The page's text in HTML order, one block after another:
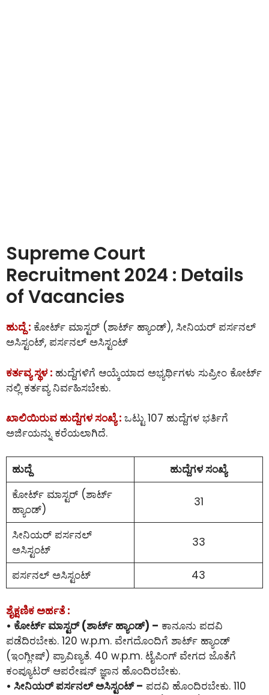
Supreme Court
Recruitment 2024 : Details
of Vacancies
ಹುದ್ದೆ : ಕೋರ್ಟ್ ಮಾಸ್ಟರ್ (ಶಾರ್ಟ್ ಹ್ಯಾಂಡ್), ಸೀನಿಯರ್ ಪರ್ಸನಲ್
ಅಸಿಸ್ಟಂಟ್, ಪರ್ಸನಲ್ ಅಸಿಸ್ಟಂಟ್
ಕರ್ತವ್ಯ ಸ್ಥಳ : ಹುದ್ದೆಗಳಿಗೆ ಆಯ್ಕೆಯಾದ ಅಭ್ಯರ್ಥಿಗಳು ಸುಪ್ರೀಂ ಕೋರ್ಟ್
ನಲ್ಲಿ ಕರ್ತವ್ಯ ನಿರ್ವಹಿಸಬೇಕು.
ಖಾಲಿಯಿರುವ ಹುದ್ದೆಗಳ ಸಂಖ್ಯೆ : ಒಟ್ಟು 107 ಹುದ್ದೆಗಳ ಭರ್ತಿಗೆ
ಅರ್ಜಿಯನ್ನು ಕರೆಯಲಾಗಿದೆ.
ಹುದ್ದೆ
ಹುದ್ದೆಗಳ ಸಂಖ್ಯೆ
ಕೋರ್ಟ್ ಮಾಸ್ಟರ್ (ಶಾರ್ಟ್
ಹ್ಯಾಂಡ್)
31
ಸೀನಿಯರ್ ಪರ್ಸನಲ್
ಅಸಿಸ್ಟಂಟ್
33
ಪರ್ಸನಲ್ ಅಸಿಸ್ಟಂಟ್ 43
ಶೈಕ್ಷಣಿಕ ಅರ್ಹತೆ :
• ಕೋರ್ಟ್ ಮಾಸ್ಟರ್ (ಶಾರ್ಟ್ ಹ್ಯಾಂಡ್) – ಕಾನೂನು ಪದವಿ
ಪಡೆದಿರಬೇಕು. 120 w.p.m. ವೇಗದೊಂದಿಗೆ ಶಾರ್ಟ್ ಹ್ಯಾಂಡ್
(ಇಂಗ್ಲೀಷ್) ಪ್ರಾವಿಣ್ಯತೆ. 40 w.p.m. ಟೈಪಿಂಗ್ ವೇಗದ ಜೊತೆಗೆ
ಕಂಪ್ಯೂಟರ್ ಆಪರೇಷನ್ ಜ್ಞಾನ ಹೊಂದಿರಬೇಕು.
• ಸೀನಿಯರ್ ಪರ್ಸನಲ್ ಅಸಿಸ್ಟಂಟ್ – ಪದವಿ ಹೊಂದಿರಬೇಕು. 110